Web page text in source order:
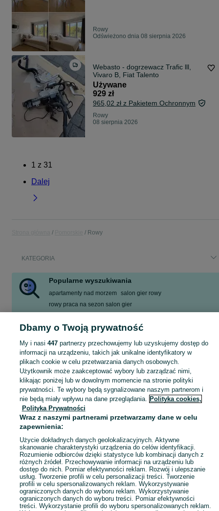
Rowy
Odświeżono dnia 08 sierpnia 2026
Webasto - dogrzewacz Trafic lll,
Vivaro B, Fiat Talento
Używane
929 zł
965,02 zł z Pakietem Ochronnym
Rowy
08 sierpnia 2026
1 z 31
Dalej
Rowy
KATEGORIA
Popularne wyszukiwania
apartamenty nad morzem
salon gier rowy
rowy praca na sezon salon gier
przyczepa kempingowa rower
Zobacz Więcej
Skorzystaj z największego serwisu ogłoszeniowego - Rowy i okolice! Kupuj to, czego pragniesz i sprzedawaj to, czego już nie potrzebujesz! Zobacz
Mapa kategorii
Mapa miejscowości
Mapa ministron
Popularne wyszukiwania
Dbamy o Twoją prywatność
My i nasi 447partnerzy przechowujemy lub uzyskujemy dostęp do
informacji na urządzeniu, takich jak unikalne identyfikatory w
plikach cookie w celu przetwarzania danych osobowych.
Użytkownik może zaakceptować wybory lub zarządzać nimi,
klikając poniżej lub w dowolnym momencie na stronie polityki
prywatności. Te wybory będą sygnalizowane naszym partnerom i
nie będą miały wpływu na dane przeglądania. Polityka cookies,
Polityka Prywatności
Wraz z naszymi partnerami przetwarzamy dane w celu
zapewnienia:
Użycie dokładnych danych geolokalizacyjnych. Aktywne
skanowanie charakterystyki urządzenia do celów identyfikacji.
Rozumienie odbiorców dzięki statystyce lub kombinacji danych z
różnych źródeł. Przechowywanie informacji na urządzeniu lub
dostęp do nich. Pomiar efektywności reklam. Rozwój i ulepszanie
usług. Tworzenie profili w celu personalizacji treści. Tworzenie
profili w celu spersonalizowanych reklam. Wykorzystywanie
ograniczonych danych do wyboru reklam. Wykorzystywanie
ograniczonych danych do wyboru treści. Pomiar efektywności
treści. Wykorzystanie profili do wyboru spersonalizowanych reklam.